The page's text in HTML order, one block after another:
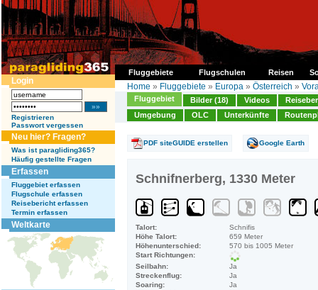
Fluggebiete Flugschulen Reisen
Login
Registrieren
Passwort vergessen
Neu hier? Fragen?
Was ist paragliding365?
Häufig gestellte Fragen
Erfassen
Fluggebiet erfassen
Flugschule erfassen
Reisebericht erfassen
Termin erfassen
Weltkarte
Home » Fluggebiete » Europa » Österreich »
Fluggebiet Bilder (18) Videos
Umgebung
OLC Unterkünfte
PDF siteGUIDE erstellen Google Earth
Schnifnerberg, 1330 Meter
Talort:
Schnifis
Höhe Talort:
659 Meter
Höhenunterschied:
570 bis 1005 Meter
Start Richtungen:
Seilbahn:
Ja
Streckenflug:
Ja
Soaring:
Ja